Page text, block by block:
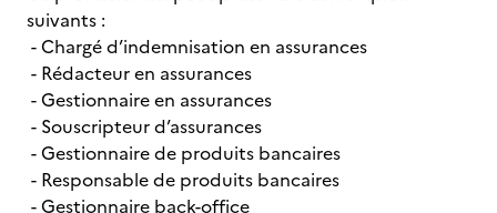
suivants :
- Chargé d’indemnisation en assurances
- Rédacteur en assurances
- Gestionnaire en assurances
- Souscripteur d’assurances
- Gestionnaire de produits bancaires
- Responsable de produits bancaires
- Gestionnaire back-office